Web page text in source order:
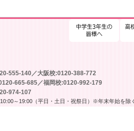
高
555-140／大阪校:0120-388-772
665-685／福岡校:0120-992-179
974-107
～19:00（平日・土日・祝祭日）※年末年始を除